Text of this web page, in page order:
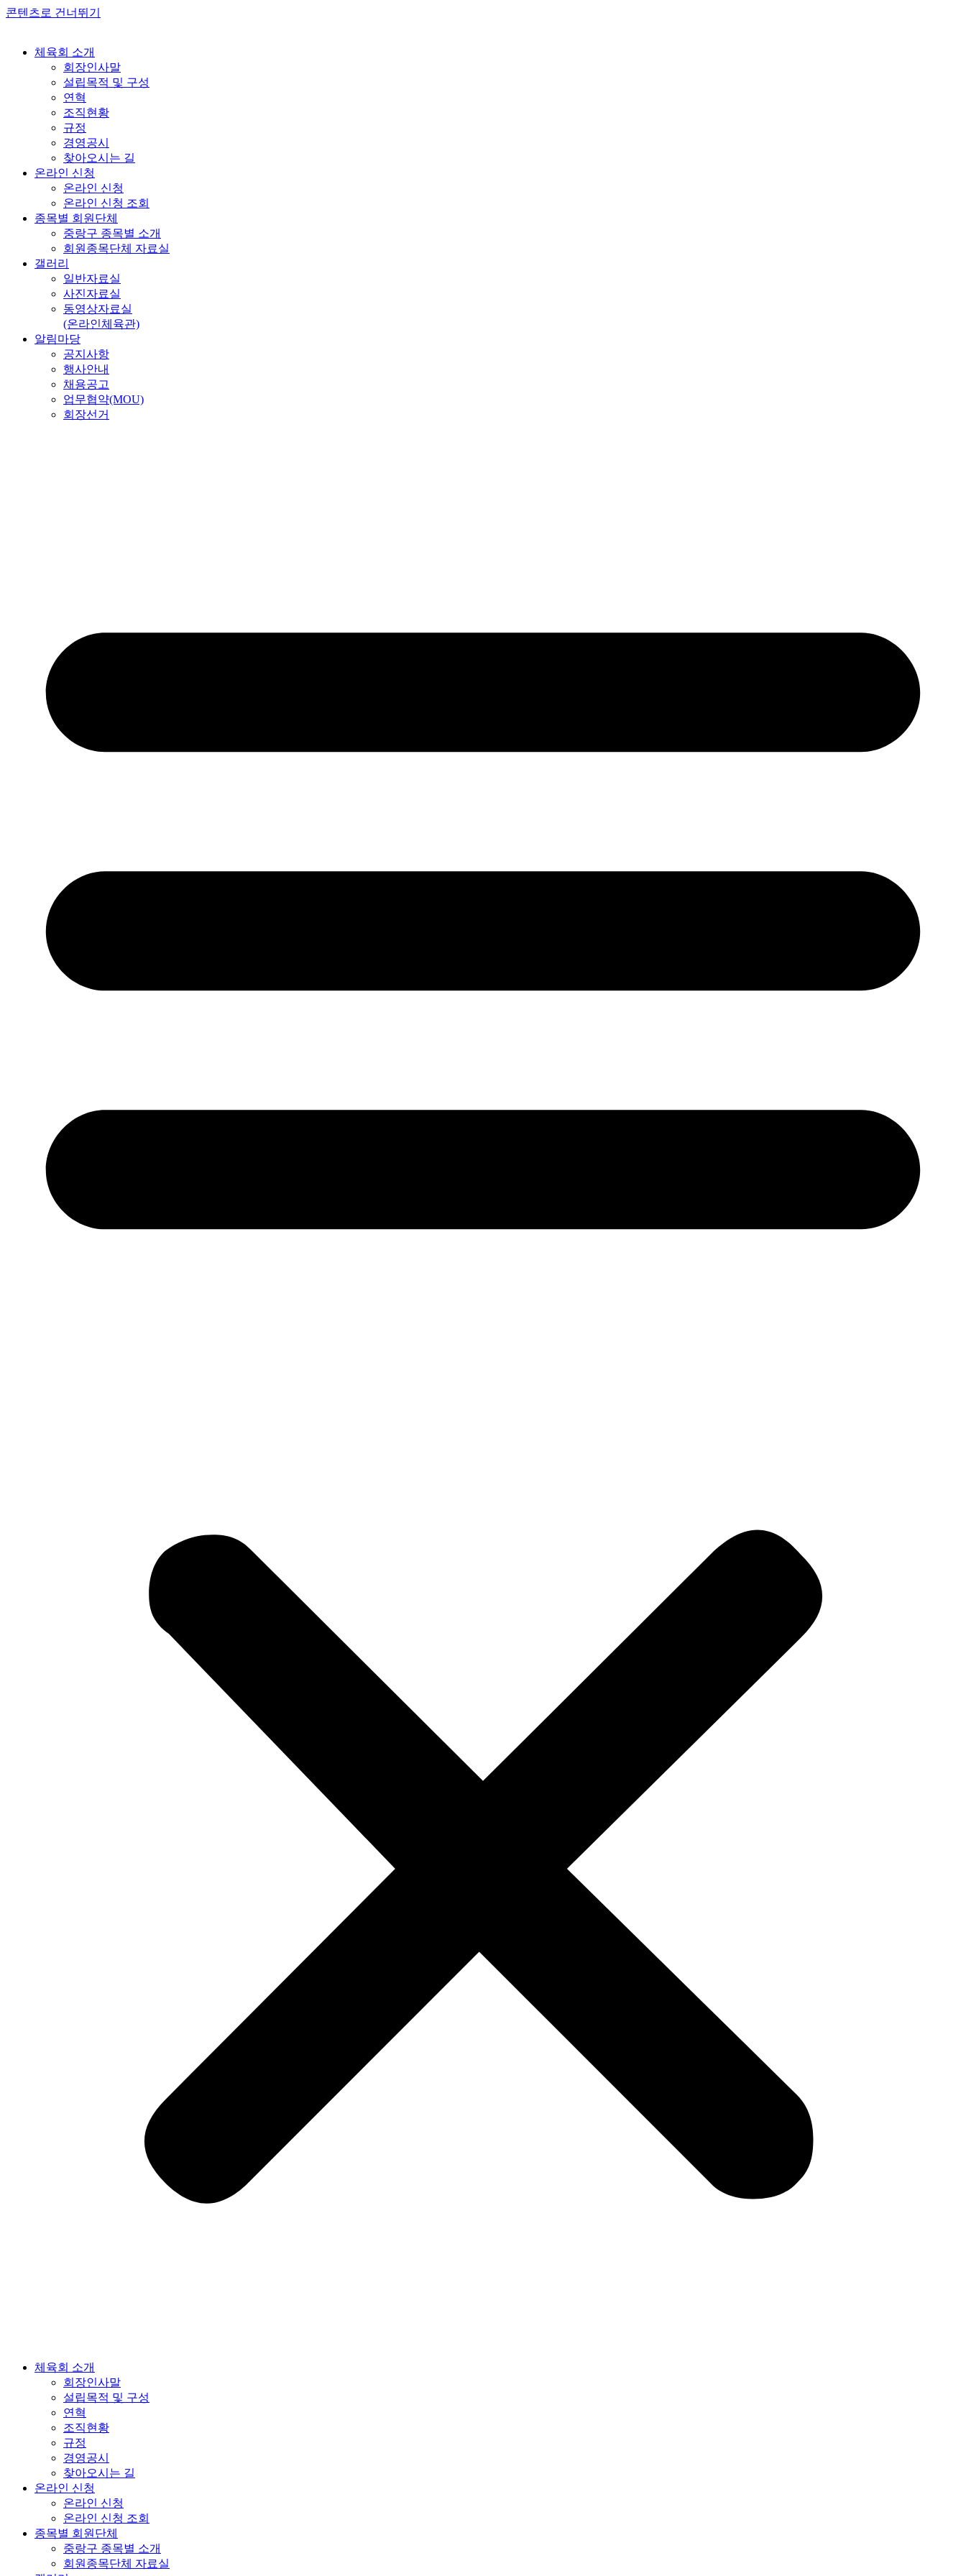
콘텐츠로 건너뛰기
체육회 소개
회장인사말
설립목적 및 구성
연혁
조직현황
규정
경영공시
찾아오시는 길
온라인 신청
온라인 신청
온라인 신청 조회
종목별 회원단체
중랑구 종목별 소개
회원종목단체 자료실
갤러리
일반자료실
사진자료실
동영상자료실
(온라인체육관)
알림마당
공지사항
행사안내
채용공고
업무협약(MOU)
회장선거
체육회 소개
회장인사말
설립목적 및 구성
연혁
조직현황
규정
경영공시
찾아오시는 길
온라인 신청
온라인 신청
온라인 신청 조회
종목별 회원단체
중랑구 종목별 소개
회원종목단체 자료실